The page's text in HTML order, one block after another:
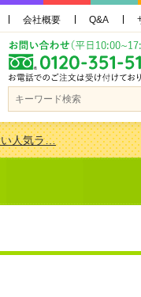
会社概要 Q&A
い人気ラ…